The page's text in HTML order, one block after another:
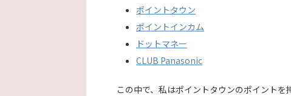
ポイントタウン
ポイントインカム
ドットマネー
CLUB Panasonic
この中で、私はポイントタウンのポイント